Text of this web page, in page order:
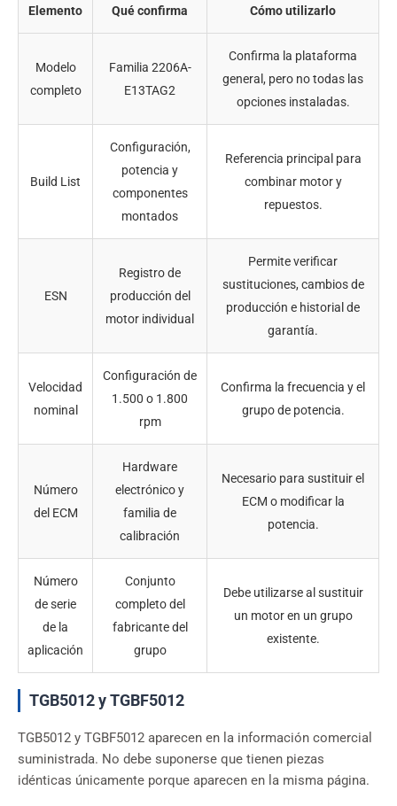
Elemento Qué confirma Cómo utilizarlo
Modelo
completo
Familia 2206A-
E13TAG2
Confirma la plataforma
general, pero no todas las
opciones instaladas.
Build List
Configuración,
potencia y
componentes
montados
Referencia principal para
combinar motor y
repuestos.
ESN
Registro de
producción del
motor individual
Permite verificar
sustituciones, cambios de
producción e historial de
garantía.
Velocidad
nominal
Configuración de
1.500 o 1.800
rpm
Confirma la frecuencia y el
grupo de potencia.
Número
del ECM
Hardware
electrónico y
familia de
calibración
Necesario para sustituir el
ECM o modificar la
potencia.
Número
de serie
de la
aplicación
Conjunto
completo del
fabricante del
grupo
Debe utilizarse al sustituir
un motor en un grupo
existente.
TGB5012 y TGBF5012
TGB5012 y TGBF5012 aparecen en la información comercial
suministrada. No debe suponerse que tienen piezas
idénticas únicamente porque aparecen en la misma página.